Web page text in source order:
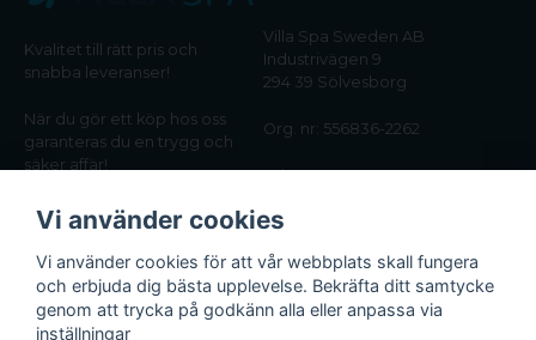
Kvalitet till rätt pris och
snabba leveranser!
När du gör ett köp hos oss
garanteras du en trygg och
säker affär!
Villa Spa Sweden AB
Industrivägen 9
294 39 Sölvesborg
Org. nr: 556836-2262
Tel:0456-405566
Email:
INFORMATION
Om oss
Vi använder cookies
Vi använder cookies för att vår webbplats skall fungera
och erbjuda dig bästa upplevelse. Bekräfta ditt samtycke
genom att trycka på godkänn alla eller anpassa via
inställningar